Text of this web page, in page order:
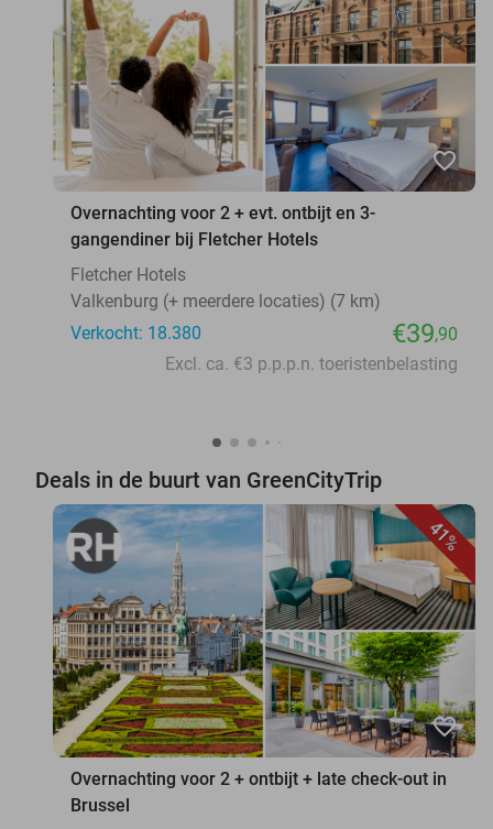
favorite_border
Overnachting voor 2 + evt. ontbijt en 3-
gangendiner bij Fletcher Hotels
Fletcher Hotels
Valkenburg (+ meerdere locaties) (7 km)
Verkocht: 18.380
€39,90
Excl. ca. €3 p.p.p.n. toeristenbelasting
Deals in de buurt van GreenCityTrip
41%
favorite_border
Overnachting voor 2 + ontbijt + late check-out in
Brussel